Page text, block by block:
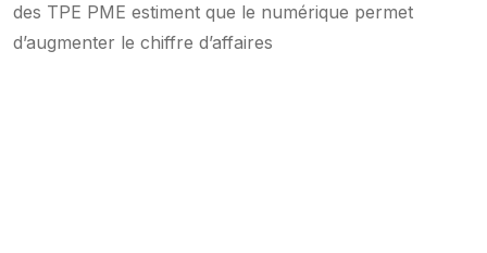
des TPE PME estiment que le numérique permet
d’augmenter le chiffre d’affaires